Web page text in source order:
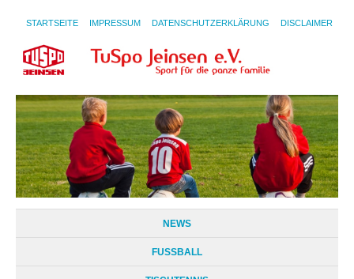
STARTSEITE IMPRESSUM DATENSCHUTZERKLÄRUNG DISCLAIMER
NEWS
FUSSBALL